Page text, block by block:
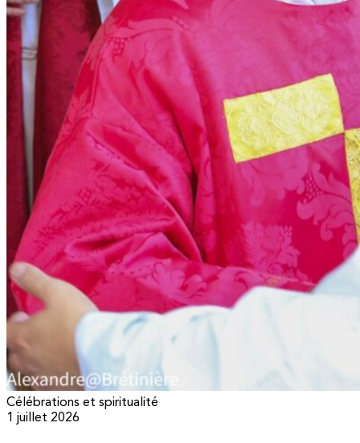
Célébrations et spiritualité
1 juillet 2026